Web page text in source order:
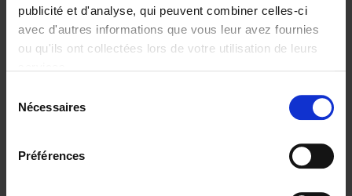
publicité et d'analyse, qui peuvent combiner celles-ci
avec d'autres informations que vous leur avez fournies
ou qu'ils ont collectées lors de votre utilisation de leurs
Nécessaires
Préférences
The Offer You Can't
Refuse